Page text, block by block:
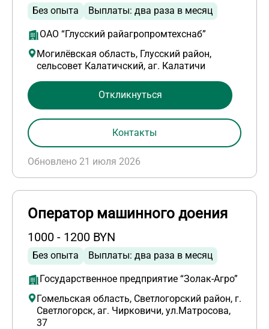
Без опыта Выплаты: два раза в месяц
ОАО “Глусский райагропромтехснаб”
Могилёвская область, Глусский район,
сельсовет Калатичский, аг. Калатичи
Обновлено 21 июля 2026
Откликнуться
Контакты
Оператор машинного доения
1000 - 1200 BYN
Без опыта Выплаты: два раза в месяц
Государственное предприятие “Золак-Агро”
Гомельская область, Светлогорский район, г.
Светлогорск, аг. Чирковичи, ул.Матросова,
37